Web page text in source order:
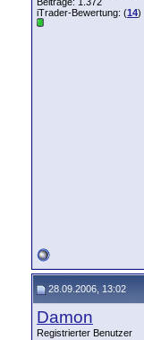
iTrader-Bewertung: (14)
28.09.2006, 13:02
Damon
Registrierter Benutzer